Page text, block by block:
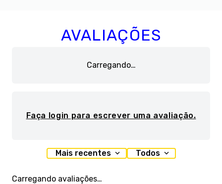
AVALIAÇÕES
Carregando…
Faça login para escrever uma avaliação.
Mais recentes Todos
Carregando avaliações…